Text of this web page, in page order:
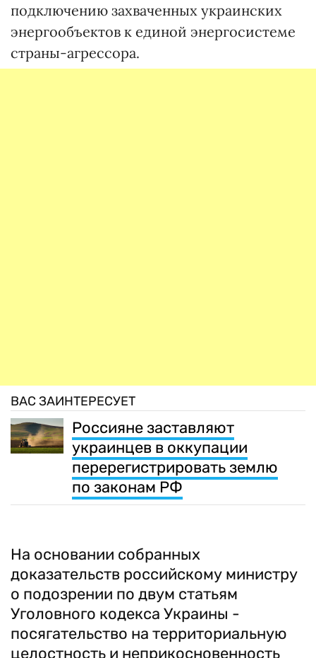
подключению захваченных украинских
энергообъектов к единой энергосистеме
страны-агрессора.
ВАС ЗАИНТЕРЕСУЕТ
Россияне заставляют
украинцев в оккупации
перерегистрировать землю
по законам РФ
На основании собранных
доказательств российскому министру
о подозрении по двум статьям
Уголовного кодекса Украины -
посягательство на территориальную
целостность и неприкосновенность